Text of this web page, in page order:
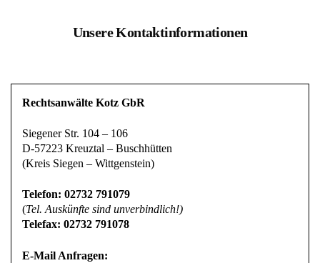
Unsere Kontaktinformationen
Rechtsanwälte Kotz GbR
Siegener Str. 104 – 106
D-57223 Kreuztal – Buschhütten
(Kreis Siegen – Wittgenstein)
Telefon: 02732 791079
(Tel. Auskünfte sind unverbindlich!)
Telefax: 02732 791078
E-Mail Anfragen: